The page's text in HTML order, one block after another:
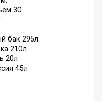
30
бак 295л
210л
20л
45л